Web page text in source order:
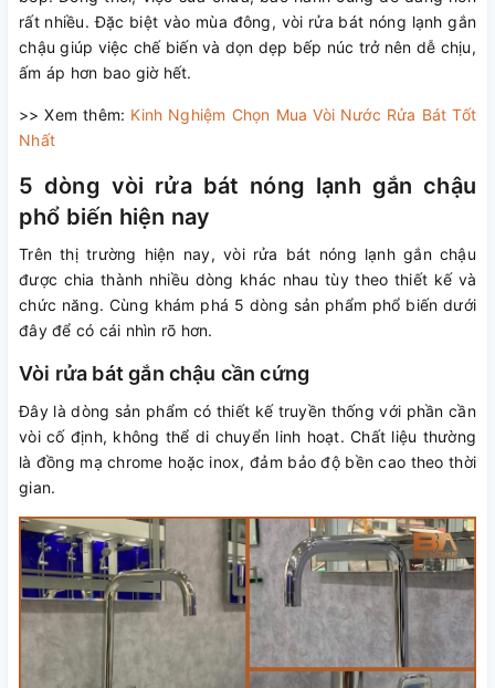
rất nhiều. Đặc biệt vào mùa đông, vòi rửa bát nóng lạnh gắn
chậu giúp việc chế biến và dọn dẹp bếp núc trở nên dễ chịu,
ấm áp hơn bao giờ hết.
>> Xem thêm: Kinh Nghiệm Chọn Mua Vòi Nước Rửa Bát Tốt
Nhất
5 dòng vòi rửa bát nóng lạnh gắn chậu
phổ biến hiện nay
Trên thị trường hiện nay, vòi rửa bát nóng lạnh gắn chậu
được chia thành nhiều dòng khác nhau tùy theo thiết kế và
chức năng. Cùng khám phá 5 dòng sản phẩm phổ biến dưới
đây để có cái nhìn rõ hơn.
Vòi rửa bát gắn chậu cần cứng
Đây là dòng sản phẩm có thiết kế truyền thống với phần cần
vòi cố định, không thể di chuyển linh hoạt. Chất liệu thường
là đồng mạ chrome hoặc inox, đảm bảo độ bền cao theo thời
gian.